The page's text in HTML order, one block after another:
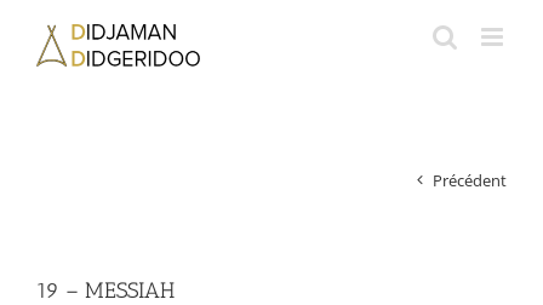
contenu
Précédent
19 – MESSIAH